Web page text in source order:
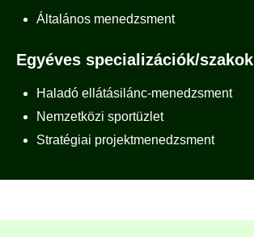
Általános menedzsment
Egyéves specializációk/szakok
Haladó ellátásilánc-menedzsment
Nemzetközi sportüzlet
Stratégiai projektmenedzsment